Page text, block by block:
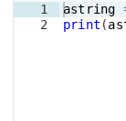
1
2
astring
print (